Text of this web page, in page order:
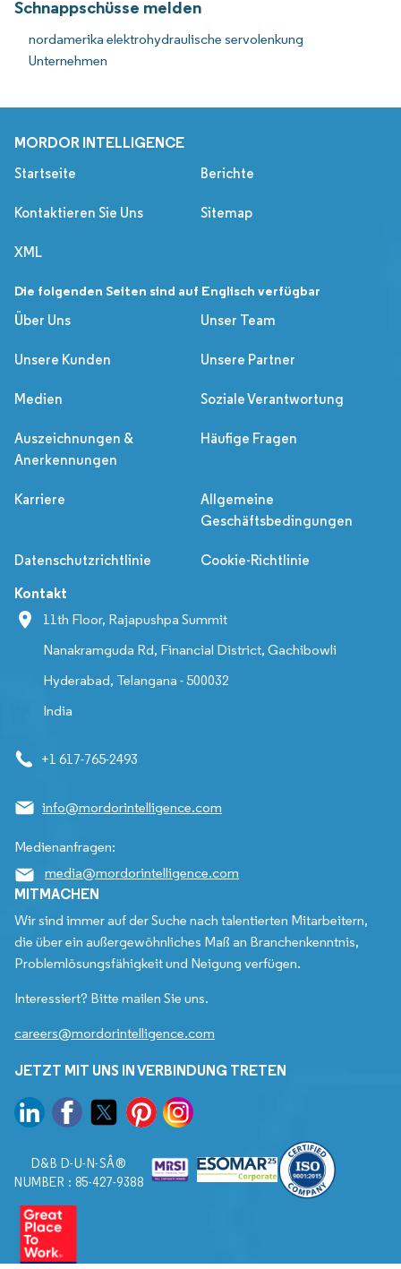
Schnappschüsse melden
nordamerika elektrohydraulische servolenkung
Unternehmen
MORDOR INTELLIGENCE
Startseite Berichte
Kontaktieren Sie Uns Sitemap
XML
Die folgenden Seiten sind auf Englisch verfügbar
Über Uns
Unser Team
Unsere Kunden Unsere Partner
Medien Soziale Verantwortung
Auszeichnungen &
Anerkennungen
Häufige Fragen
Karriere
Allgemeine
Geschäftsbedingungen
Datenschutzrichtlinie Cookie-Richtlinie
Kontakt
11th Floor, Rajapushpa Summit
Nanakramguda Rd, Financial District, Gachibowli
Hyderabad, Telangana - 500032
India
+1 617-765-2493
info@mordorintelligence.com
Medienanfragen:
media@mordorintelligence.com
MITMACHEN
Wir sind immer auf der Suche nach talentierten Mitarbeitern,
die über ein außergewöhnliches Maß an Branchenkenntnis,
Problemlösungsfähigkeit und Neigung verfügen.
Interessiert? Bitte mailen Sie uns.
careers@mordorintelligence.com
JETZT MIT UNS IN VERBINDUNG TRETEN
D&B D-U-N-SÂ®
NUMBER : 85-427-9388